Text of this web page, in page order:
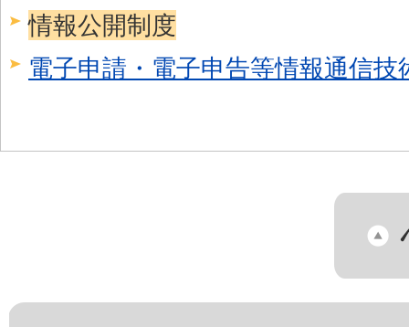
情報公開制度
電子申請・電子申告等情報通信技